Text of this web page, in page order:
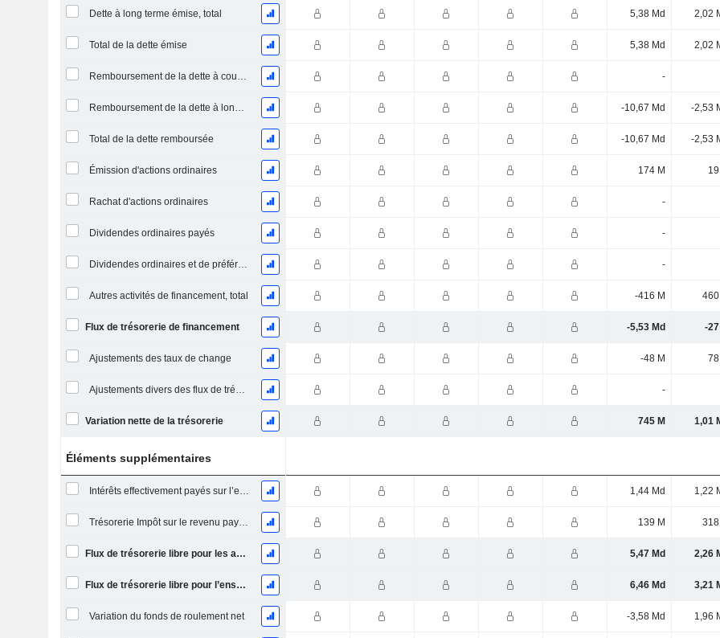
Dette à long terme émise, total 5,38 Md 2,02
Total de la dette émise 5,38 Md 2,02
Remboursement de la dette à court terme, total -
Remboursement de la dette à long terme, total -10,67 Md -2,53
Total de la dette remboursée -10,67 Md -2,53
Émission d'actions ordinaires 174 M
Rachat d'actions ordinaires -
Dividendes ordinaires payés -
Dividendes ordinaires et de préférence payés -
Autres activités de financement, total -416 M 460
Flux de trésorerie de financement -5,53 Md -27
Ajustements des taux de change -48 M 78
Ajustements divers des flux de trésorerie -
Variation nette de la trésorerie 745 M 1,01
Éléments supplémentaires
Intérêts effectivement payés sur l’exercice 1,44 Md 1,22
Trésorerie Impôt sur le revenu payé (remboursement)Impôt effectivement payé (remboursé) sur l’exercice 139 M 318
Flux de trésorerie libre pour les actionnaires FCFE 5,47 Md 2,26
Flux de trésorerie libre pour l’ensemble des pourvoyeurs de fonds (créanciers et actionnaires) FCFF 6,46 Md 3,21
Variation du fonds de roulement net -3,58 Md 1,96